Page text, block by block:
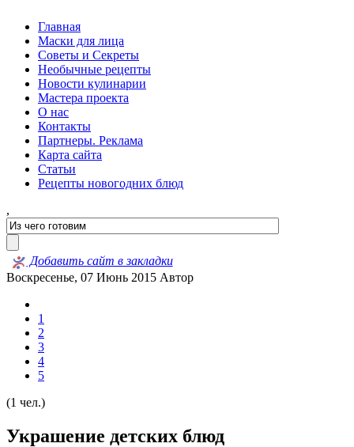
Главная
Маски для лица
Советы и Секреты
Необычные рецепты
Новости кулинарии
Мастера проекта
О нас
Контакты
Партнеры. Реклама
Карта сайта
Статьи
Рецепты новогодних блюд
,
Добавить сайт в закладки
Воскресенье, 07 Июнь 2015 Автор
1
2
3
4
5
(1 чел.)
Украшение детских блюд